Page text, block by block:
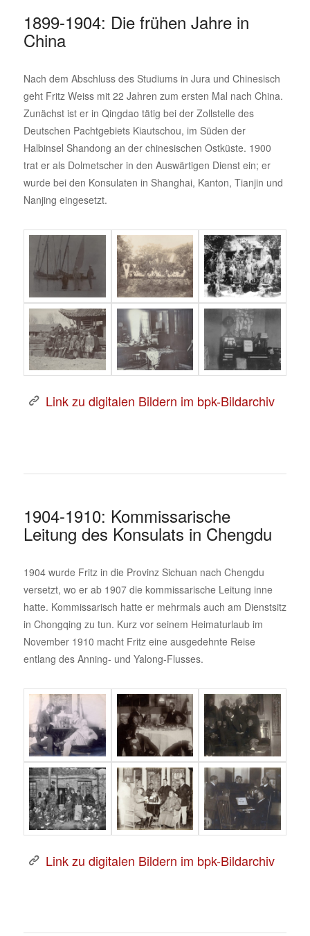
1899-1904: Die frühen Jahre in
China
Nach dem Abschluss des Studiums in Jura und Chinesisch
geht Fritz Weiss mit 22 Jahren zum ersten Mal nach China.
Zunächst ist er in Qingdao tätig bei der Zollstelle des
Deutschen Pachtgebiets Kiautschou, im Süden der
Halbinsel Shandong an der chinesischen Ostküste. 1900
trat er als Dolmetscher in den Auswärtigen Dienst ein; er
wurde bei den Konsulaten in Shanghai, Kanton, Tianjin und
Nanjing eingesetzt.
Link zu digitalen Bildern im bpk-Bildarchiv
1904-1910: Kommissarische
Leitung des Konsulats in Chengdu
1904 wurde Fritz in die Provinz Sichuan nach Chengdu
versetzt, wo er ab 1907 die kommissarische Leitung inne
hatte. Kommissarisch hatte er mehrmals auch am Dienstsitz
in Chongqing zu tun. Kurz vor seinem Heimaturlaub im
November 1910 macht Fritz eine ausgedehnte Reise
entlang des Anning- und Yalong-Flusses.
Link zu digitalen Bildern im bpk-Bildarchiv